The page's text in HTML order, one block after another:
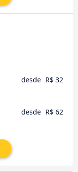
desde R$ 32
desde R$ 62